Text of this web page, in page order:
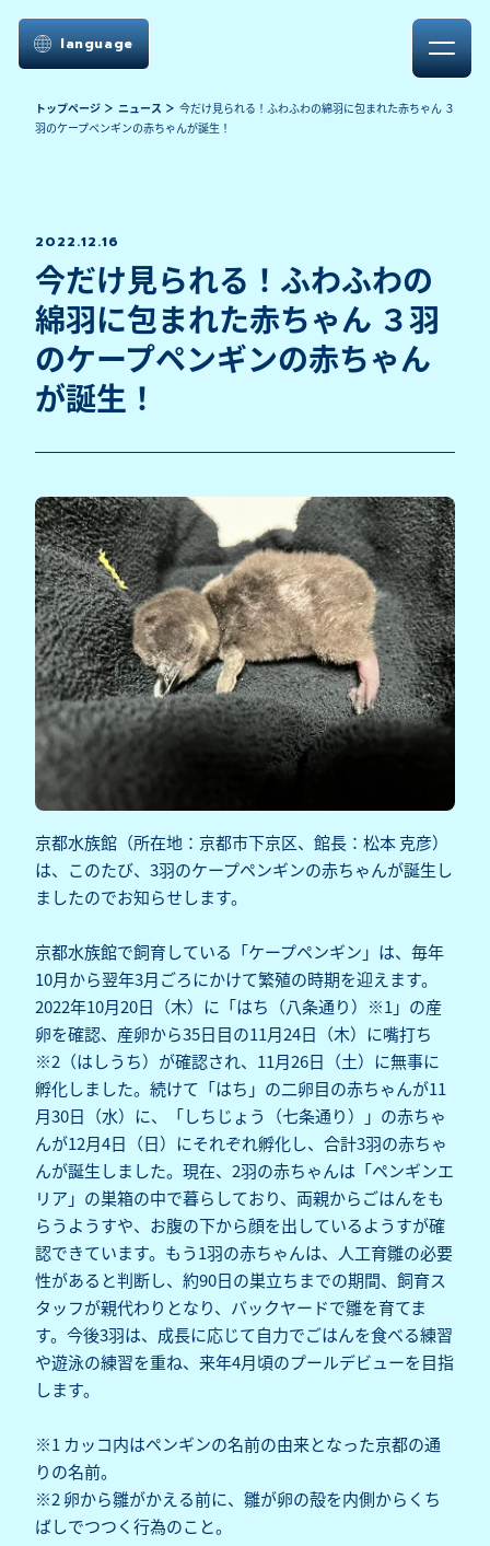
language
トップページ ニュース
今だけ見られる！ふわふわの綿羽に包まれた赤ちゃん ３
羽のケープペンギンの赤ちゃんが誕生！
2022.12.16
今だけ見られる！ふわふわの
綿羽に包まれた赤ちゃん ３羽
のケープペンギンの赤ちゃん
が誕生！
京都水族館（所在地：京都市下京区、館長：松本 克彦）
は、このたび、3羽のケープペンギンの赤ちゃんが誕生し
ましたのでお知らせします。
京都水族館で飼育している「ケープペンギン」は、毎年
10月から翌年3月ごろにかけて繁殖の時期を迎えます。
2022年10月20日（木）に「はち（八条通り）※1」の産
卵を確認、産卵から35日目の11月24日（木）に嘴打ち
※2（はしうち）が確認され、11月26日（土）に無事に
孵化しました。続けて「はち」の二卵目の赤ちゃんが11
月30日（水）に、「しちじょう（七条通り）」の赤ちゃ
んが12月4日（日）にそれぞれ孵化し、合計3羽の赤ちゃ
んが誕生しました。現在、2羽の赤ちゃんは「ペンギンエ
リア」の巣箱の中で暮らしており、両親からごはんをも
らうようすや、お腹の下から顔を出しているようすが確
認できています。もう1羽の赤ちゃんは、人工育雛の必要
性があると判断し、約90日の巣立ちまでの期間、飼育ス
タッフが親代わりとなり、バックヤードで雛を育てま
す。今後3羽は、成長に応じて自力でごはんを食べる練習
や遊泳の練習を重ね、来年4月頃のプールデビューを目指
します。
※1 カッコ内はペンギンの名前の由来となった京都の通
りの名前。
※2 卵から雛がかえる前に、雛が卵の殻を内側からくち
ばしでつつく行為のこと。